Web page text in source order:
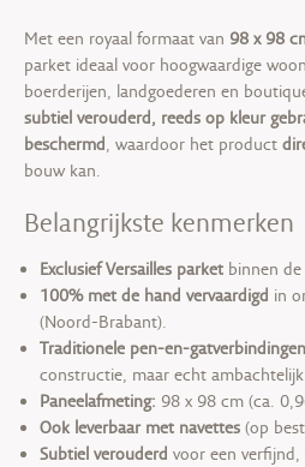
Met een royaal formaat van 98 x 98
parket ideaal voor hoogwaardige
boerderijen, landgoederen en
subtiel verouderd, reeds op kleur
beschermd, waardoor het product
bouw kan.
Belangrijkste kenmerken
Exclusief Versailles parketbinnen de
100% met de hand vervaardigd in
(Noord-Brabant).
Traditionele pen-en-gatverbindingen
constructie, maar echt
Paneelafmeting: 98 x 98 cm (ca.
Ook leverbaar met navettes(op
Subtiel verouderd voor een